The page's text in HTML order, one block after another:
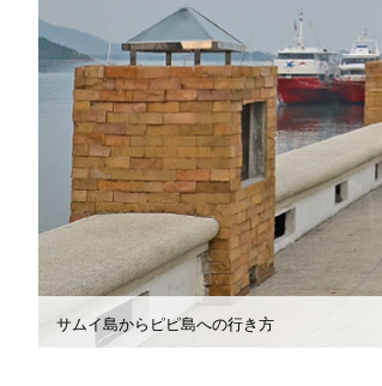
サムイ島からピピ島への行き方